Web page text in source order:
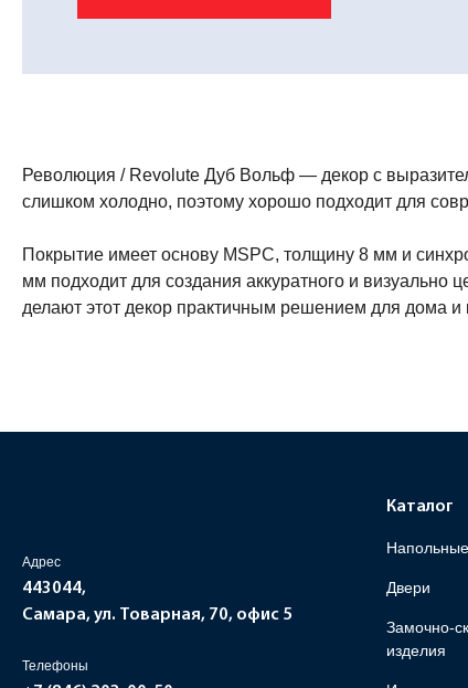
Революция / Revolute Дуб Вольф — декор с
слишком холодно, поэтому хорошо подходит для
Покрытие имеет основу MSPC, толщину 8 мм и
мм подходит для создания аккуратного и визуально
делают этот декор практичным решением для дома и
Адрес
443044,
Самара, ул. Товарная, 70, офис 5
Телефоны
Каталог
Двери
Замочно-
изделия